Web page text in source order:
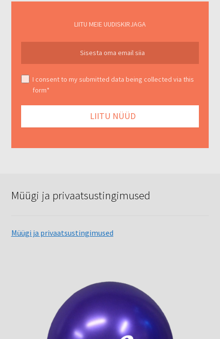
LIITU MEIE UUDISKIRJAGA
I consent to my submitted data being collected via this
form*
Müügi ja privaatsustingimused
Müügi ja privaatsustingimused